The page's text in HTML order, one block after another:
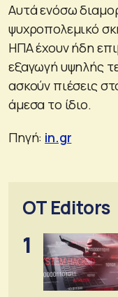
Αυτά ενόσω
ψυχροπολεμικό
ΗΠΑ έχουν ήδη
εξαγωγή υψηλής
ασκούν πιέσεις
άμεσα το ίδιο.
Πηγή: in.gr
OT Editors
1